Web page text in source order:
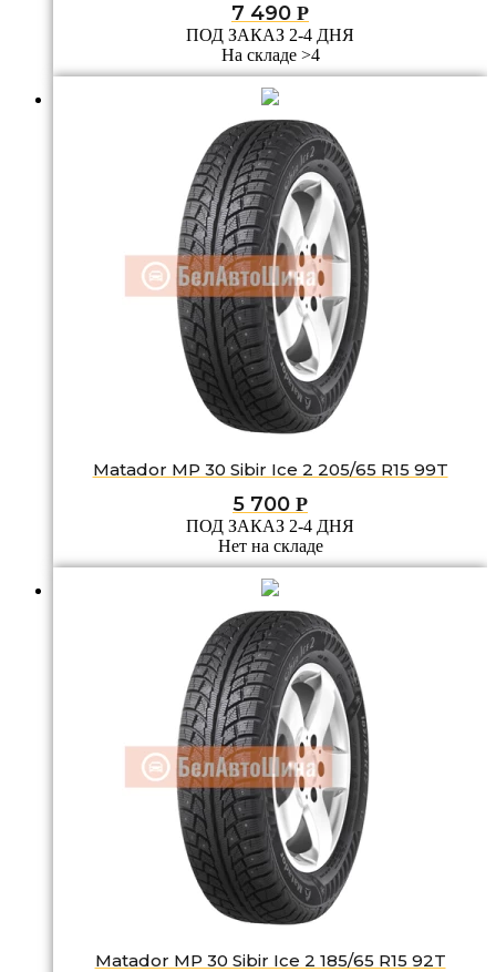
7 490 Р
ПОД ЗАКАЗ 2-4 ДНЯ
На складе >4
Matador MP 30 Sibir Ice 2 205/65 R15 99T
5 700 Р
ПОД ЗАКАЗ 2-4 ДНЯ
Нет на складе
Matador MP 30 Sibir Ice 2 185/65 R15 92T